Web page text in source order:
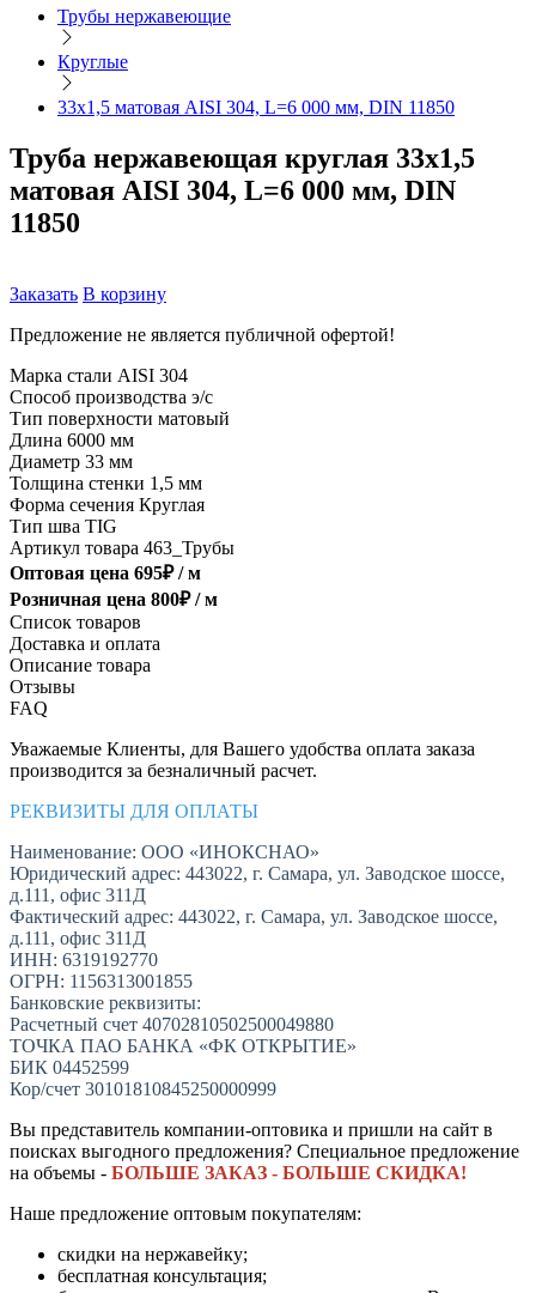
Трубы нержавеющие
Круглые
33х1,5 матовая AISI 304, L=6 000 мм, DIN 11850
Труба нержавеющая круглая 33х1,5
матовая AISI 304, L=6 000 мм, DIN
11850
Заказать В корзину
Предложение не является публичной офертой!
Марка стали AISI 304
Способ производства э/с
Тип поверхности матовый
Длина 6000 мм
Диаметр 33 мм
Толщина стенки 1,5 мм
Форма сечения Круглая
Тип шва TIG
Артикул товара 463_Трубы
Оптовая цена 695₽ /м
Розничная цена 800₽ /м
Список товаров
Доставка и оплата
Описание товара
Отзывы
FAQ
Уважаемые Клиенты, для Вашего удобства оплата заказа
производится за безналичный расчет.
РЕКВИЗИТЫ ДЛЯ ОПЛАТЫ
Наименование: ООО «ИНОКСНАО»
Юридический адрес: 443022, г. Самара, ул. Заводское шоссе,
д.111, офис 311Д
Фактический адрес: 443022, г. Самара, ул. Заводское шоссе,
д.111, офис 311Д
ИНН: 6319192770
ОГРН: 1156313001855
Банковские реквизиты:
Расчетный счет 40702810502500049880
ТОЧКА ПАО БАНКА «ФК ОТКРЫТИЕ»
БИК 04452599
Кор/счет 30101810845250000999
Вы представитель компании-оптовика и пришли на сайт в
поисках выгодного предложения? Специальное предложение
на объемы - БОЛЬШЕ ЗАКАЗ - БОЛЬШЕ СКИДКА!
Наше предложение оптовым покупателям:
скидки на нержавейку;
бесплатная консультация;